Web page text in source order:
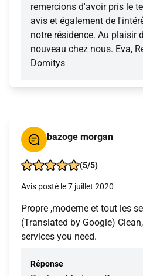
remercions d'avoir pris le
avis et également de
notre résidence. Au plaisir
nouveau chez nous. Eva,
Domitys
bazoge morgan
(5/5)
Avis posté le 7 juillet 2020
Propre ,moderne et tout les
(Translated by Google)
services you need.
Réponse